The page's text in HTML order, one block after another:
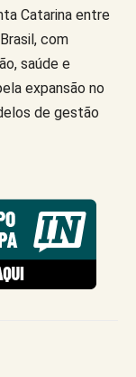
Catarina entre
com
saúde e
expansão no
de gestão